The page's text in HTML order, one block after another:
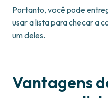
Portanto, você pode
usar a lista para checar a
um deles.
Vantagens